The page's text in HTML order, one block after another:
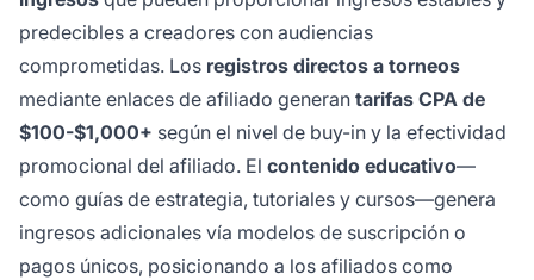
predecibles a creadores con audiencias
comprometidas. Los registros directos a torneos
mediante enlaces de afiliado generan tarifas CPA de
$100-$1,000+ según el nivel de buy-in y la efectividad
promocional del afiliado. El contenido educativo—
como guías de estrategia, tutoriales y cursos—genera
ingresos adicionales vía modelos de suscripción o
pagos únicos, posicionando a los afiliados como